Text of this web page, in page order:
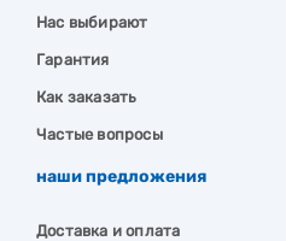
Нас выбирают
Гарантия
Как заказать
Частые вопросы
наши предложения
Доставка и оплата